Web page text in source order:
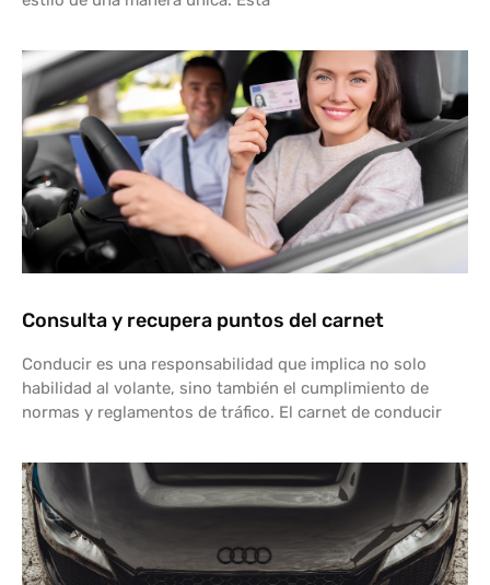
Consulta y recupera puntos del carnet
Conducir es una responsabilidad que implica no solo
habilidad al volante, sino también el cumplimiento de
normas y reglamentos de tráfico. El carnet de conducir